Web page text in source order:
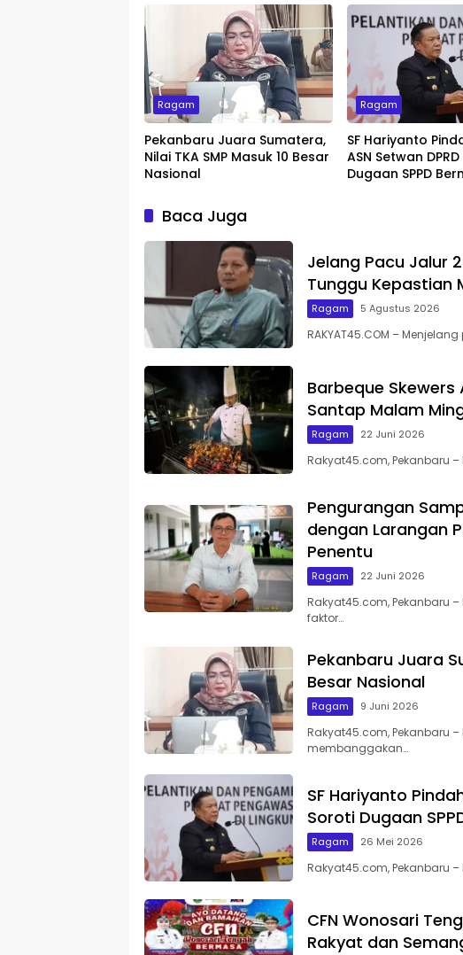
Ragam
Pekanbaru Juara Sumatera,
Nilai TKA SMP Masuk 10 Besar
Nasional
Ragam
SF Hariyanto
ASN Setwan
Dugaan SPPD
Baca Juga
Jelang Pacu Jalur
Tunggu Kepastian
Ragam 5 Agustus 2026
RAKYAT45.COM –
Barbeque Skewers
Santap Malam
Ragam 22 Juni 2026
Rakyat45.com, Pekanbaru –
Pengurangan
dengan Larangan
Penentu
Ragam 22 Juni 2026
Rakyat45.com, Pekanbaru
faktor…
Pekanbaru Juara
Besar Nasional
Ragam 9 Juni 2026
Rakyat45.com, Pekanbaru
membanggakan…
SF Hariyanto
Soroti Dugaan
Ragam 26 Mei 2026
Rakyat45.com, Pekanbaru
CFN Wonosari
Rakyat dan